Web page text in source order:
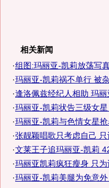
相关新闻
·组图:玛丽亚-凯莉放荡写
·玛丽亚-凯莉祸不单行 被
·逢洛佩兹经纪人相助 玛
·玛丽亚-凯莉状告三级女
·玛丽亚-凯莉与色情女星
·张靓颖唱歌只考虑自己
·文莱王子追玛丽亚-凯莉
·玛丽亚凯莉疯狂瘦身 只
·玛丽亚-凯莉美腿为免意